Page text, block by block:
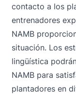
contacto a los
entrenadores
NAMB
situación. Los
lingüística
NAMB para
plantadores en